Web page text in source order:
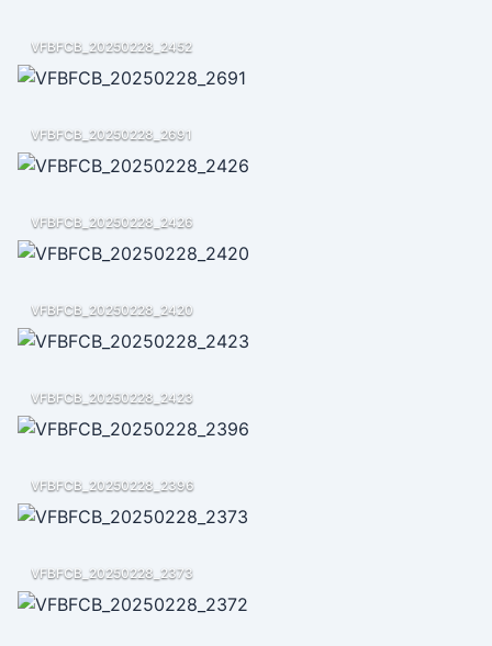
VFBFCB_20250228_2452
VFBFCB_20250228_2691
VFBFCB_20250228_2426
VFBFCB_20250228_2420
VFBFCB_20250228_2423
VFBFCB_20250228_2396
VFBFCB_20250228_2373